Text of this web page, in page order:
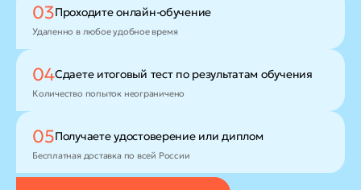
03Проходитеонлайн-обучение
Удаленно в любое удобное время
04Сдаете итоговый тест по результатам обучения
Количество попыток неограничено
05Получаете удостоверение или диплом
Бесплатная доставка по всей России